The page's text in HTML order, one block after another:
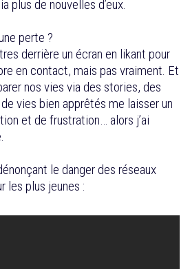
plus de nouvelles d’eux.
perte ?
derrière un écran en likant pour
en contact, mais pas vraiment. Et
nos vies via des stories, des
vies bien apprêtés me laisser un
et de frustration… alors j’ai
le danger des réseaux
les plus jeunes :